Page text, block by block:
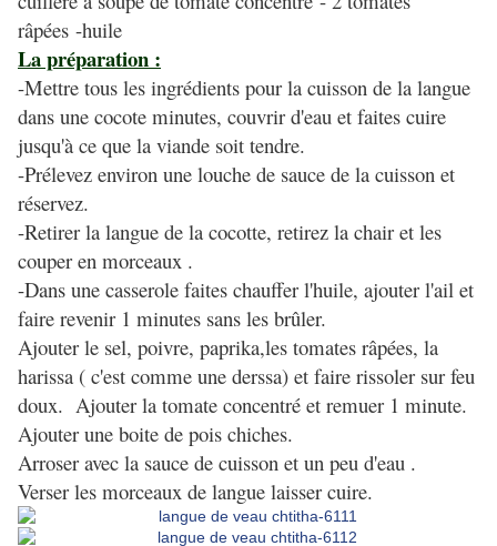
râpées -huile
La préparation :
-Mettre tous les ingrédients pour la cuisson de la langue
dans une cocote minutes, couvrir d'eau et faites cuire
jusqu'à ce que la viande soit tendre.
-Prélevez environ une louche de sauce de la cuisson et
réservez.
-Retirer la langue de la cocotte, retirez la chair et les
couper en morceaux .
-Dans une casserole faites chauffer l'huile, ajouter l'ail et
faire revenir 1 minutes sans les brûler.
Ajouter le sel, poivre, paprika,les tomates râpées, la
harissa ( c'est comme une derssa) et faire rissoler sur feu
doux. Ajouter la tomate concentré et remuer 1 minute.
Ajouter une boite de pois chiches.
Arroser avec la sauce de cuisson et un peu d'eau .
Verser les morceaux de langue laisser cuire.